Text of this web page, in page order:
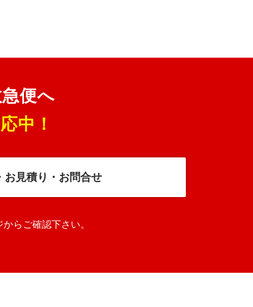
便へ
中！
お見積り・お問合せ
らご確認下さい。